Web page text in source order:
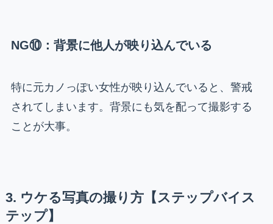
NG⑩：背景に他人が映り込んでいる
特に元カノっぽい女性が映り込んでいると、警戒
されてしまいます。背景にも気を配って撮影する
ことが大事。
3. ウケる写真の撮り方【ステップバイス
テップ】